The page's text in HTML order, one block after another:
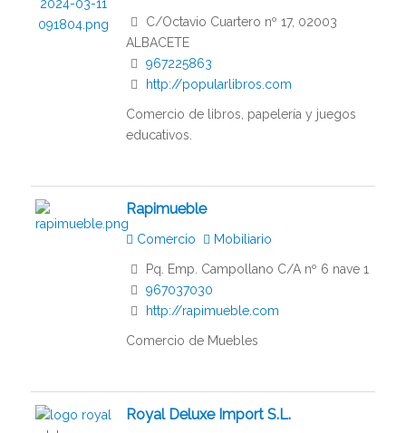
C/Octavio Cuartero nº 17, 02003
ALBACETE
967225863
http://popularlibros.com
Comercio de libros, papelería y juegos
educativos.
Rapimueble
Comercio Mobiliario
Pq. Emp. Campollano C/A nº 6 nave 1
967037030
http://rapimueble.com
Comercio de Muebles
Royal Deluxe Import S.L.